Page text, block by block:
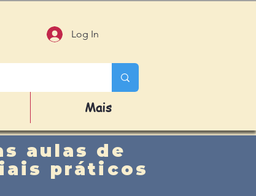
Log In
Mais
aulas de
práticos